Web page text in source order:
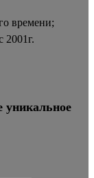
времени;
2001г.
уникальное